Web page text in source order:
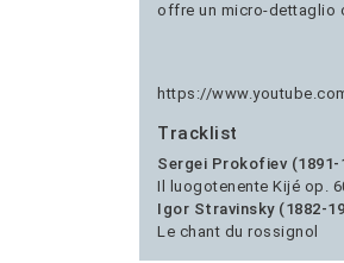
offre un micro-dettaglio
https://
Tracklist
Sergei Prokofiev (1891-
Il luogotenente Kijé op.
Igor Stravinsky (1882-
Le chant du rossignol